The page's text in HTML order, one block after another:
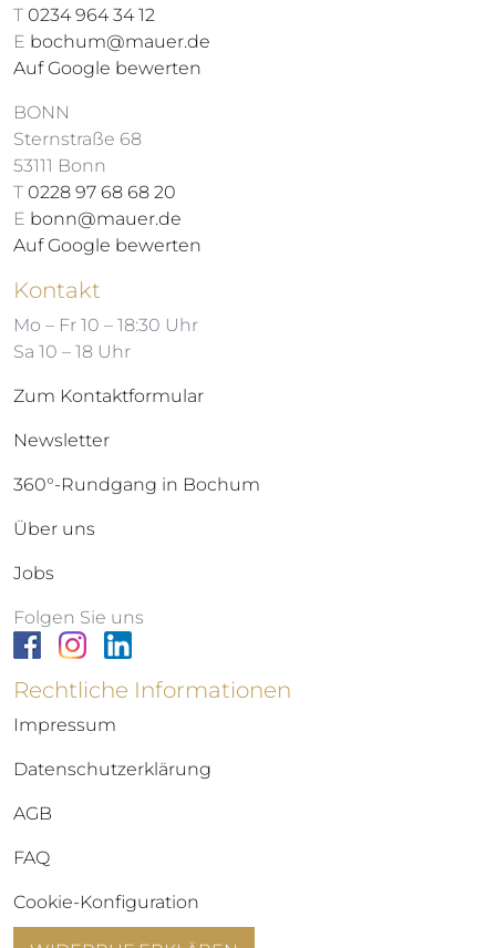
T 0234 964 34 12
E bochum@mauer.de
Auf Google bewerten
BONN
Sternstraße 68
53111 Bonn
T 0228 97 68 68 20
E bonn@mauer.de
Auf Google bewerten
Kontakt
Mo – Fr 10 – 18:30 Uhr
Sa 10 – 18 Uhr
Zum Kontaktformular
Newsletter
360°-Rundgang in Bochum
Über uns
Jobs
Folgen Sie uns
Rechtliche Informationen
Impressum
Datenschutzerklärung
AGB
FAQ
Cookie-Konfiguration